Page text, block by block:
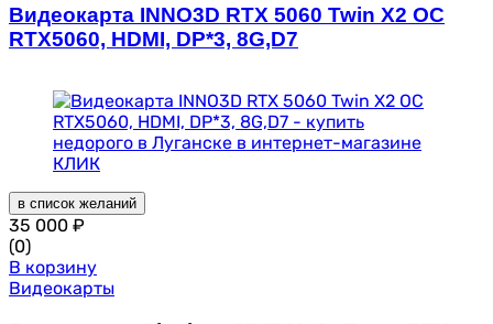
Видеокарта INNO3D RTX 5060 Twin X2 OC
RTX5060, HDMI, DP*3, 8G,D7
в список желаний
35 000 ₽
(0)
В корзину
Видеокарты